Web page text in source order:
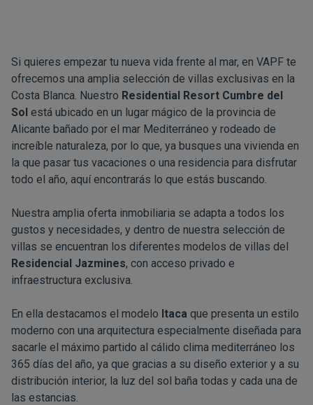
Si quieres empezar tu nueva vida frente al mar, en VAPF te
ofrecemos una amplia selección de villas exclusivas en la
Costa Blanca. Nuestro Residential Resort Cumbre del
Sol está ubicado en un lugar mágico de la provincia de
Alicante bañado por el mar Mediterráneo y rodeado de
increíble naturaleza, por lo que, ya busques una vivienda en
la que pasar tus vacaciones o una residencia para disfrutar
todo el año, aquí encontrarás lo que estás buscando.
Nuestra amplia oferta inmobiliaria se adapta a todos los
gustos y necesidades, y dentro de nuestra selección de
villas se encuentran los diferentes modelos de villas del
Residencial Jazmines, con acceso privado e
infraestructura exclusiva.
En ella destacamos el modelo Itaca que presenta un estilo
moderno con una arquitectura especialmente diseñada para
sacarle el máximo partido al cálido clima mediterráneo los
365 días del año, ya que gracias a su diseño exterior y a su
distribución interior, la luz del sol baña todas y cada una de
las estancias.